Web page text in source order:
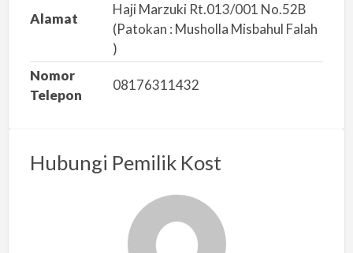
a
Alamat
Haji Marzuki Rt.013/001 No.52B
(Patokan : Musholla Misbahul Falah
)
Nomor
Telepon
08176311432
Hubungi Pemilik Kost